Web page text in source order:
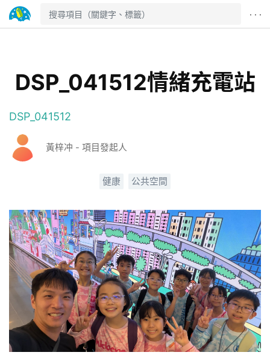
· · ·
DSP_041512情緒充電站
DSP_041512
黃梓冲 - 項目發起人
健康 公共空間